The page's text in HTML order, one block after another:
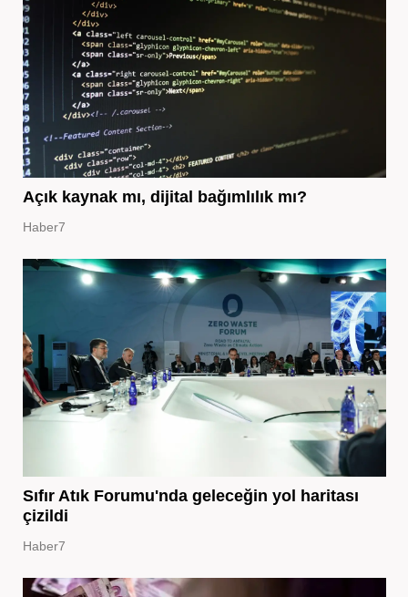
Açık kaynak mı, dijital bağımlılık mı?
Haber7
Sıfır Atık Forumu'nda geleceğin yol haritası
çizildi
Haber7